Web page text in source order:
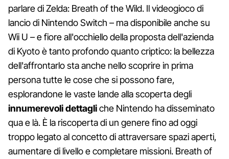
parlare di Zelda: Breath of the Wild. Il videogioco di
lancio di Nintendo Switch – ma disponibile anche su
Wii U – e fiore all'occhiello della proposta dell'azienda
di Kyoto è tanto profondo quanto criptico: la bellezza
dell'affrontarlo sta anche nello scoprire in prima
persona tutte le cose che si possono fare,
esplorandone le vaste lande alla scoperta degli
innumerevoli dettagliche Nintendo ha disseminato
qua e là. È la riscoperta di un genere fino ad oggi
troppo legato al concetto di attraversare spazi aperti,
aumentare di livello e completare missioni. Breath of